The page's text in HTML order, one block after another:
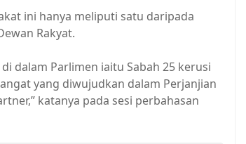
ini hanya meliputi satu daripada
Rakyat.
dalam Parlimen iaitu Sabah 25 kerusi
yang diwujudkan dalam Perjanjian
katanya pada sesi perbahasan